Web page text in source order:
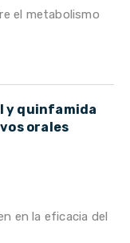
el metabolismo
y quinfamida
orales
en la eficacia del